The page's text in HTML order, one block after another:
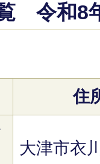
令和8
住
大津市衣